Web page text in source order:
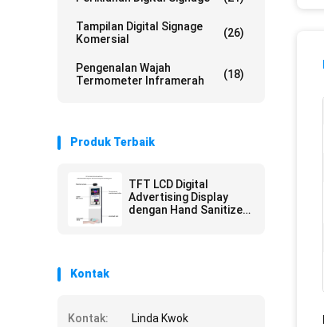
Tampilan Digital Signage
Komersial
(26)
Pengenalan Wajah
Termometer Inframerah
(18)
Produk Terbaik
TFT LCD Digital
Advertising Display
dengan Hand Sanitizer
Kontak
Kontak:
Linda Kwok